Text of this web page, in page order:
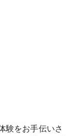
験をお手伝いさ